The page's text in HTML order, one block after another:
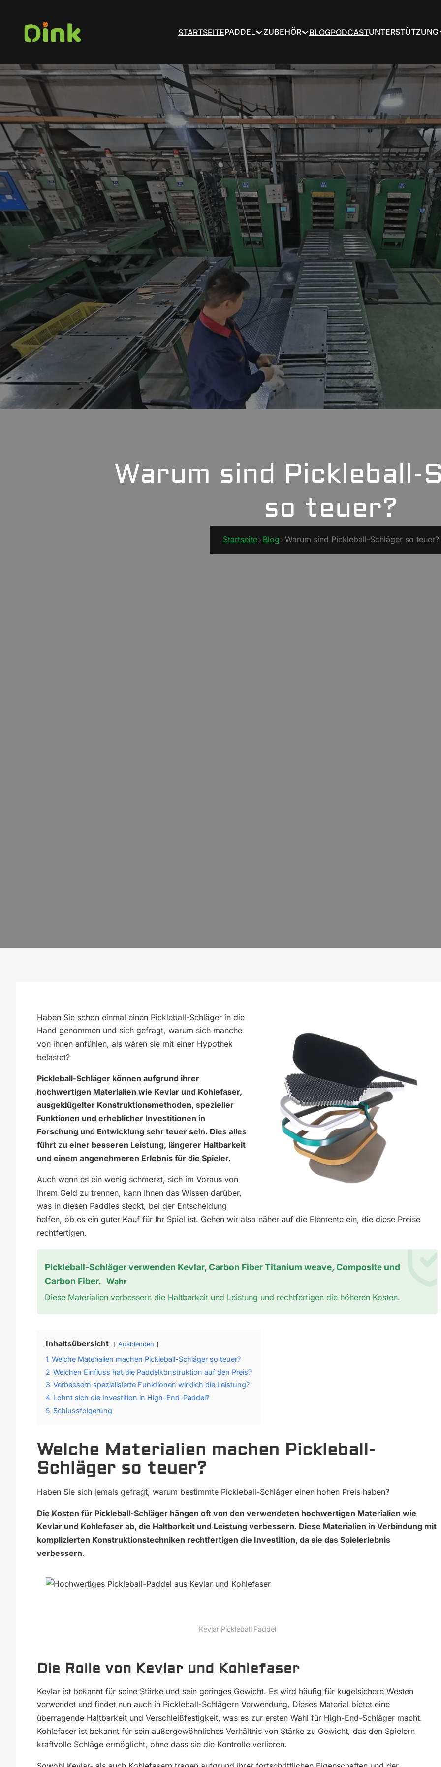
STARTSEITEPADDEL ZUBEHÖR BLOGPODCASTUNTERSTÜTZUNG
Warum sind Pickleball-
so teuer?
Startseite>Blog>Warum sind Pickleball-Schläger so teuer?
Haben Sie schon einmal einen Pickleball-Schläger in die
Hand genommen und sich gefragt, warum sich manche
von ihnen anfühlen, als wären sie mit einer Hypothek
belastet?
Pickleball-Schläger können aufgrund ihrer
hochwertigen Materialien wie Kevlar und Kohlefaser,
ausgeklügelter Konstruktionsmethoden, spezieller
Funktionen und erheblicher Investitionen in
Forschung und Entwicklung sehr teuer sein. Dies alles
führt zu einer besseren Leistung, längerer Haltbarkeit
und einem angenehmeren Erlebnis für die Spieler.
Auch wenn es ein wenig schmerzt, sich im Voraus von
Ihrem Geld zu trennen, kann Ihnen das Wissen darüber,
was in diesen Paddles steckt, bei der Entscheidung
helfen, ob es ein guter Kauf für Ihr Spiel ist. Gehen wir also näher auf die Elemente ein, die diese Preise
rechtfertigen.
Pickleball-Schläger verwenden Kevlar, Carbon Fiber Titanium weave, Composite und
Carbon Fiber. Wahr
Diese Materialien verbessern die Haltbarkeit und Leistung und rechtfertigen die höheren Kosten.
Inhaltsübersicht Ausblenden
1 Welche Materialien machen Pickleball-Schläger so teuer?
2 Welchen Einfluss hat die Paddelkonstruktion auf den Preis?
3 Verbessern spezialisierte Funktionen wirklich die Leistung?
4 Lohnt sich die Investition in High-End-Paddel?
5 Schlussfolgerung
Welche Materialien machen Pickleball-
Schläger so teuer?
Haben Sie sich jemals gefragt, warum bestimmte Pickleball-Schläger einen hohen Preis haben?
Die Kosten für Pickleball-Schläger hängen oft von den verwendeten hochwertigen Materialien wie
Kevlar und Kohlefaser ab, die Haltbarkeit und Leistung verbessern. Diese Materialien in Verbindung mit
komplizierten Konstruktionstechniken rechtfertigen die Investition, da sie das Spielerlebnis
verbessern.
Kevlar Pickleball Paddel
Die Rolle von Kevlar und Kohlefaser
Kevlar ist bekannt für seine Stärke und sein geringes Gewicht. Es wird häufig für kugelsichere Westen
verwendet und findet nun auch in Pickleball-Schlägern Verwendung. Dieses Material bietet eine
überragende Haltbarkeit und Verschleißfestigkeit, was es zur ersten Wahl für High-End-Schläger macht.
Kohlefaser ist bekannt für sein außergewöhnliches Verhältnis von Stärke zu Gewicht, das den Spielern
kraftvolle Schläge ermöglicht, ohne dass sie die Kontrolle verlieren.